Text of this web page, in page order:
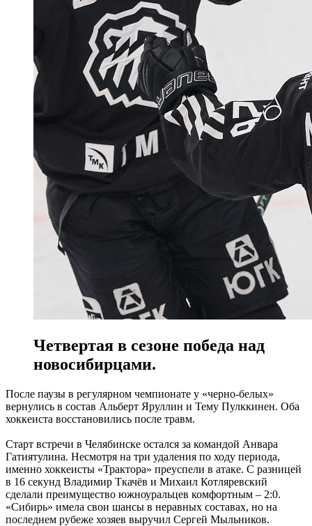
Четвертая в сезоне победа над
новосибирцами.
После паузы в регулярном чемпионате у «черно-белых»
вернулись в состав Альберт Яруллин и Тему Пулккинен. Оба
хоккеиста восстановились после травм.
Старт встречи в Челябинске остался за командой Анвара
Гатиятулина. Несмотря на три удаления по ходу периода,
именно хоккеисты «Трактора» преуспели в атаке. С разницей
в 16 секунд Владимир Ткачёв и Михаил Котляревский
сделали преимущество южноуральцев комфортным – 2:0.
«Сибирь» имела свои шансы в неравных составах, но на
последнем рубеже хозяев выручил Сергей Мыльников.